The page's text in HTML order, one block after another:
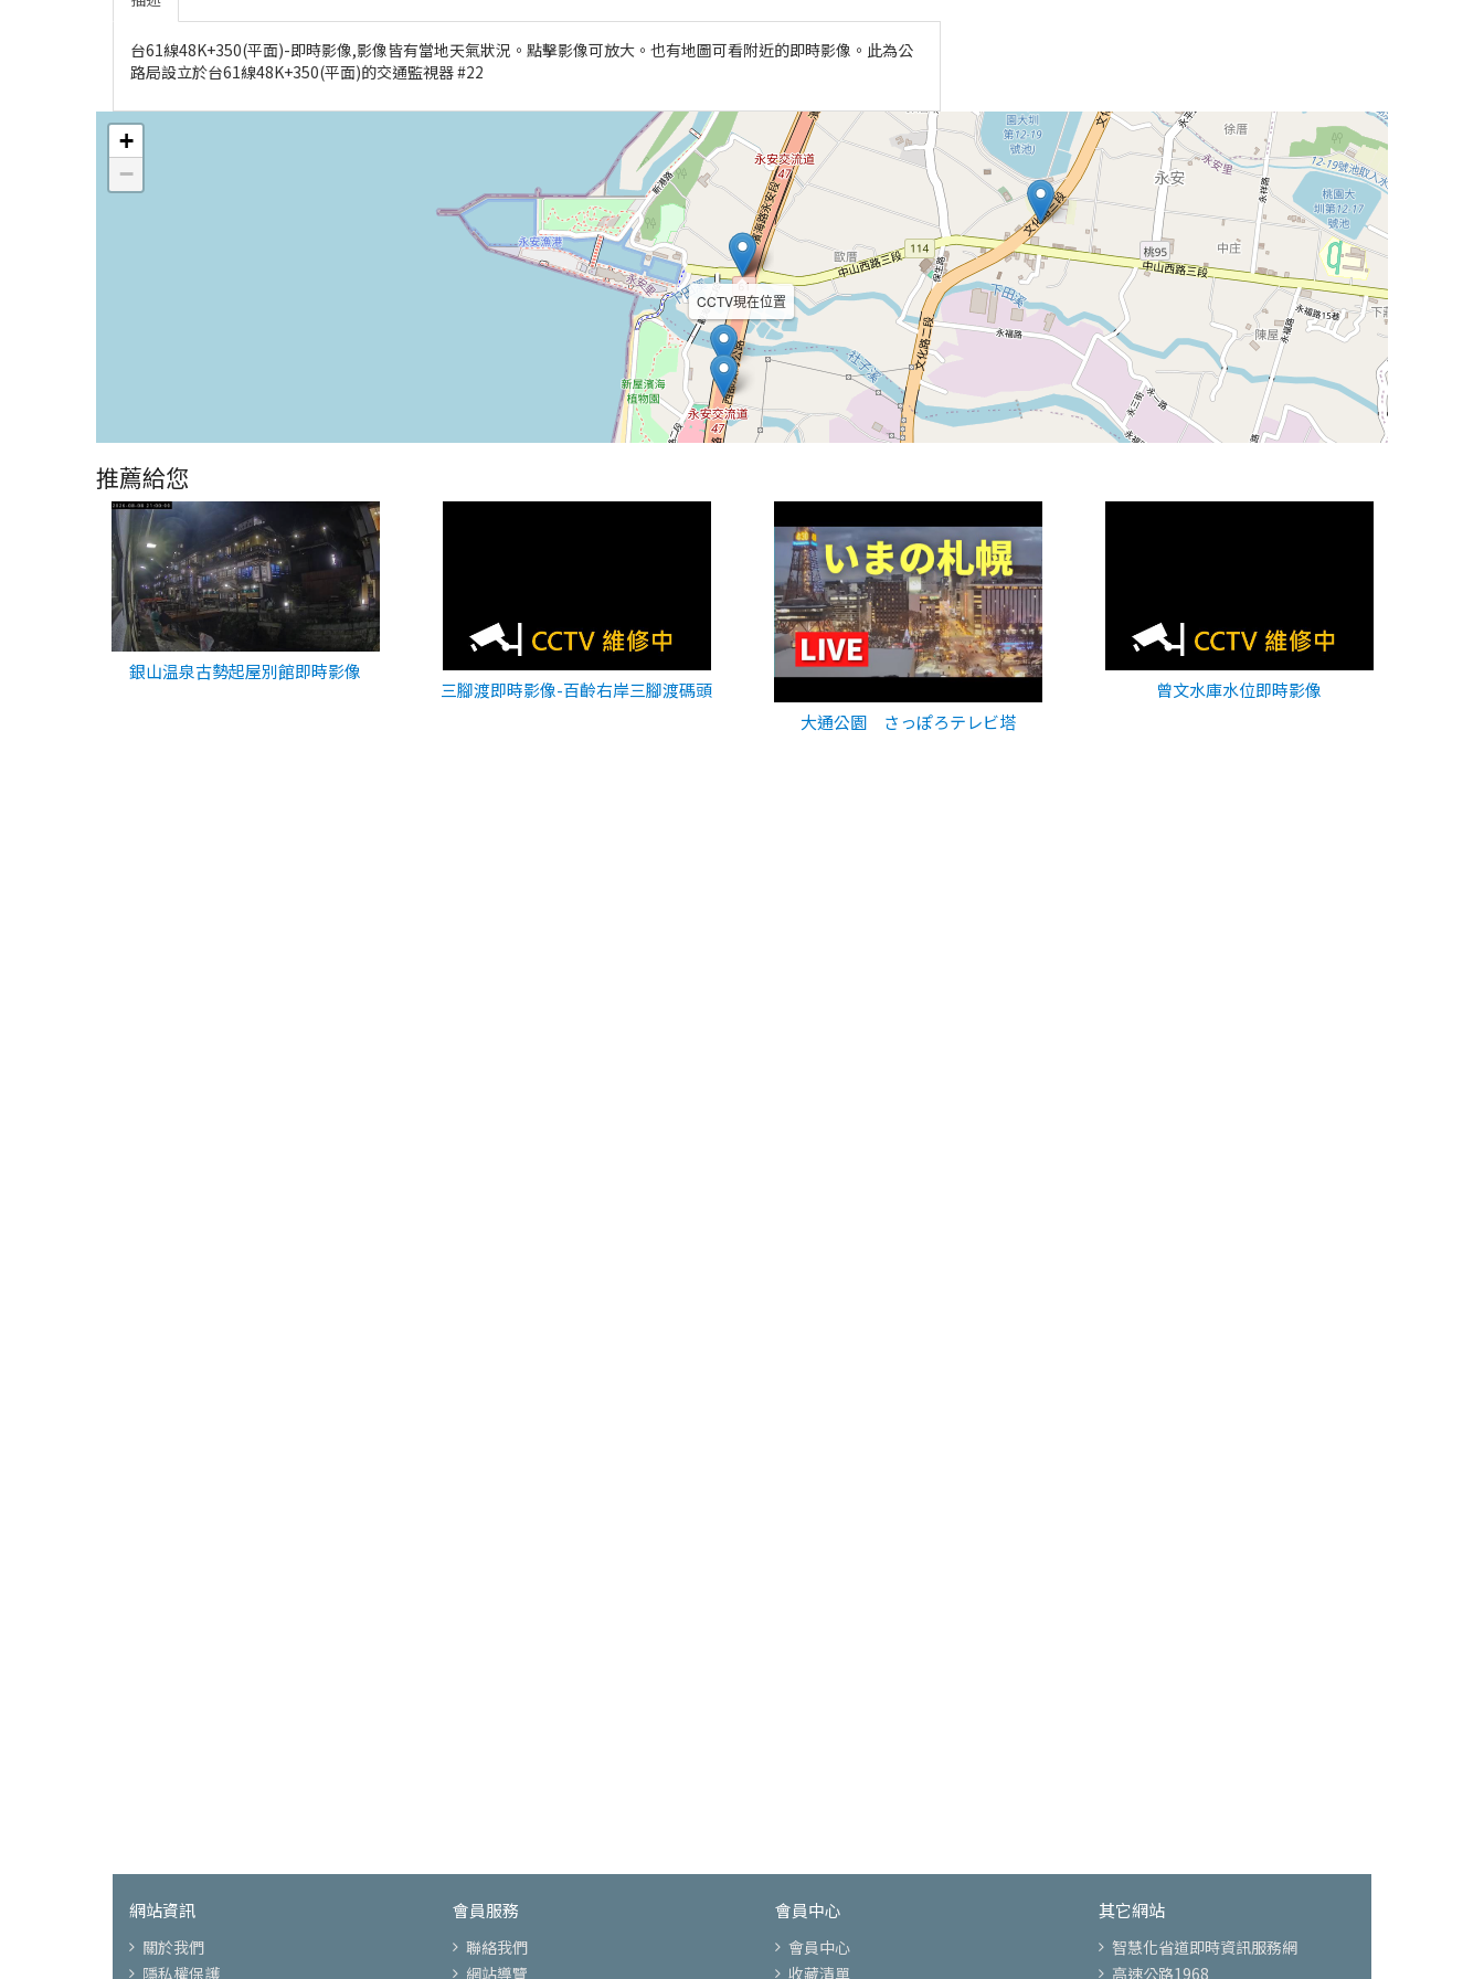
台61線48K+350(平面)-即時影像,影像皆有當地天氣狀況。點擊影像可放大。也有地圖可看附近的即時影像。此為公
路局設立於台61線48K+350(平面)的交通監視器 #22
CCTV現在位置
+
−
推薦給您
銀山温泉古勢起屋別館即時影像
三腳渡即時影像-百齡右岸三腳渡碼頭
大通公園 さっぽろテレビ塔
曾文水庫水位即時影像
網站資訊
關於我們
隱私權保護
會員服務
聯絡我們
網站導覽
會員中心
會員中心
收藏清單
其它網站
智慧化省道即時資訊服務網
高速公路1968